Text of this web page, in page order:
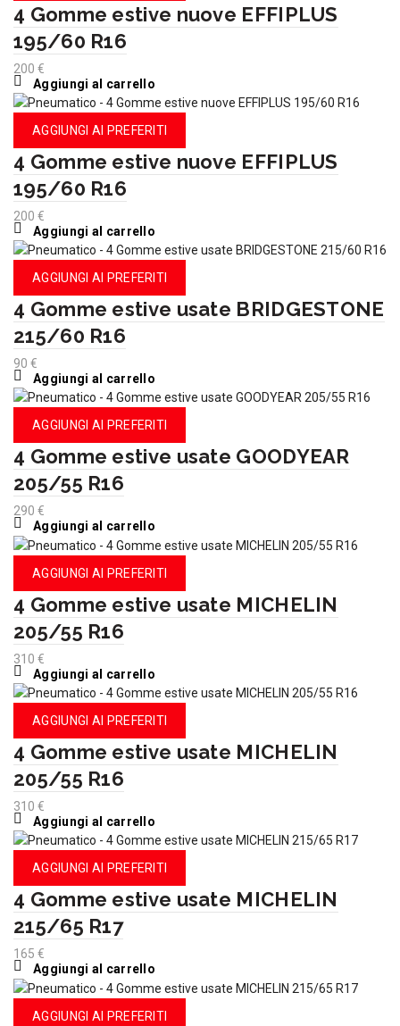
4 Gomme estive nuove EFFIPLUS
195/60 R16
200 €
Aggiungi al carrello
AGGIUNGI AI PREFERITI
4 Gomme estive nuove EFFIPLUS
195/60 R16
200 €
Aggiungi al carrello
AGGIUNGI AI PREFERITI
4 Gomme estive usate BRIDGESTONE
215/60 R16
90 €
Aggiungi al carrello
AGGIUNGI AI PREFERITI
4 Gomme estive usate GOODYEAR
205/55 R16
290 €
Aggiungi al carrello
AGGIUNGI AI PREFERITI
4 Gomme estive usate MICHELIN
205/55 R16
310 €
Aggiungi al carrello
AGGIUNGI AI PREFERITI
4 Gomme estive usate MICHELIN
205/55 R16
310 €
Aggiungi al carrello
AGGIUNGI AI PREFERITI
4 Gomme estive usate MICHELIN
215/65 R17
165 €
Aggiungi al carrello
AGGIUNGI AI PREFERITI